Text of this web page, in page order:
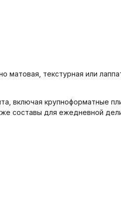
текстурная или
включая крупноформатные
составы для ежедневной